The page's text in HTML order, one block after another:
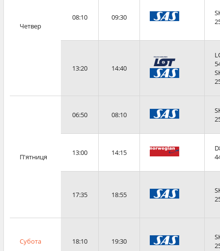
Четвер
08:10 09:30
13:20 14:40
П'ятниця
06:50 08:10
13:00 14:15
17:35 18:55
Субота 18:10 19:30